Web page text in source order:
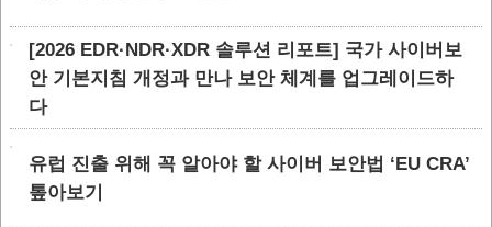
[2026 EDR·NDR·XDR 솔루션 리포트] 국가 사이버보
안 기본지침 개정과 만나 보안 체계를 업그레이드하
다
유럽 진출 위해 꼭 알아야 할 사이버 보안법 ‘EU CRA’
톺아보기